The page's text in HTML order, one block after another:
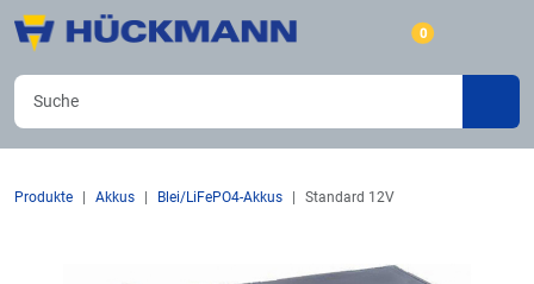
0
Produkte Akkus Blei/LiFePO4-Akkus Standard 12V